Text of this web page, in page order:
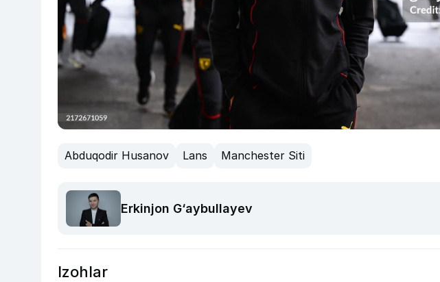
Abduqodir Husanov Lans Manchester Siti
Erkinjon G‘aybullayev
Izohlar